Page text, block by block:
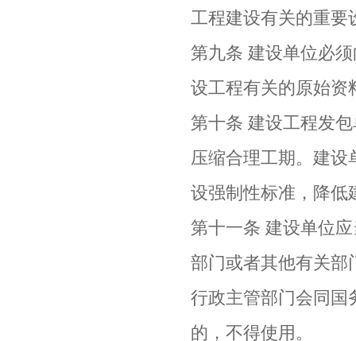
工程建设有关的重要
第九条 建设单位必
设工程有关的原始资
第十条 建设工程发
压缩合理工期。建设
设强制性标准，降低
第十一条 建设单位
部门或者其他有关部
行政主管部门会同国
的，不得使用。